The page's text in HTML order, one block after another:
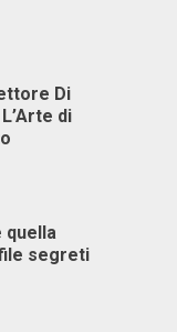
Di
di
quella
segreti